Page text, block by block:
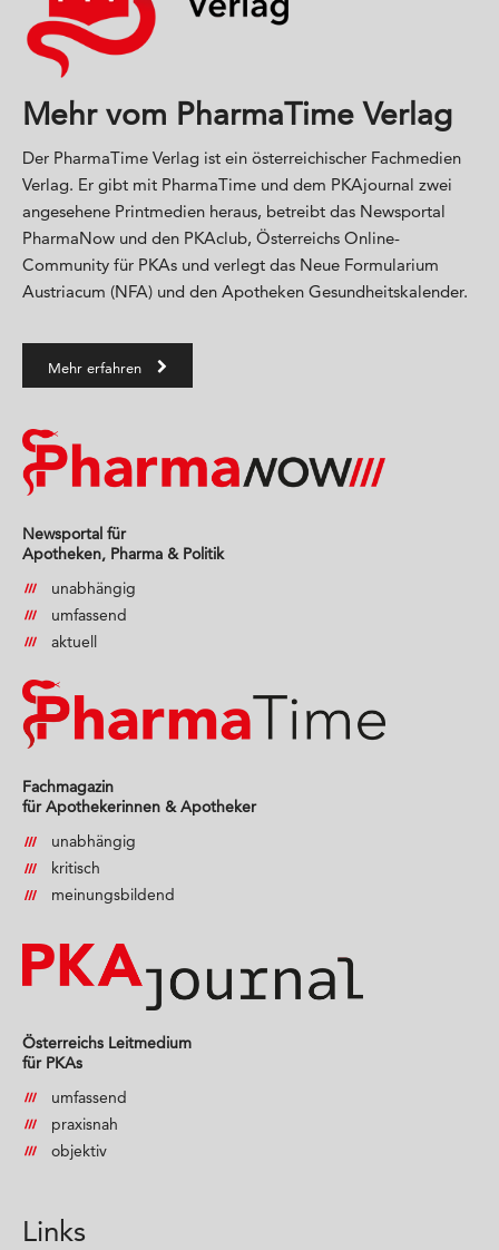
Mehr vom PharmaTime Verlag
Der PharmaTime Verlag ist ein österreichischer Fachmedien
Verlag. Er gibt mit PharmaTime und dem PKAjournal zwei
angesehene Printmedien heraus, betreibt das Newsportal
PharmaNow und den PKAclub, Österreichs Online-
Community für PKAs und verlegt das Neue Formularium
Austriacum (NFA) und den Apotheken Gesundheitskalender.
Mehr erfahren
Newsportal für
Apotheken, Pharma & Politik
unabhängig
umfassend
aktuell
Fachmagazin
für Apothekerinnen & Apotheker
unabhängig
kritisch
meinungsbildend
Österreichs Leitmedium
für PKAs
umfassend
praxisnah
objektiv
Links